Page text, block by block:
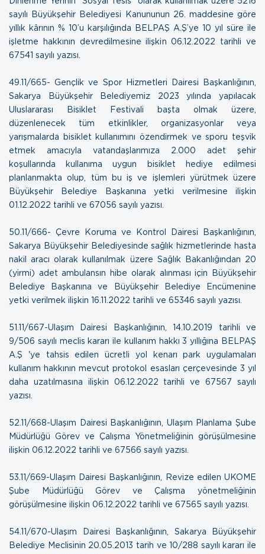
sayılı Büyükşehir Belediyesi Kanununun 26. maddesine göre
yıllık kârının % 10’u karşılığında BELPAŞ A.Ş’ye 10 yıl süre ile
işletme hakkının devredilmesine ilişkin06.12.2022 tarihli ve
67541 sayılı yazısı.
49.11/665- Gençlik ve Spor Hizmetleri Dairesi Başkanlığının,
Sakarya Büyükşehir Belediyemiz 2023 yılında yapılacak
Uluslararası Bisiklet Festivali başta olmak üzere,
düzenlenecek tüm etkinlikler, organizasyonlar veya
yarışmalarda bisiklet kullanımını özendirmek ve sporu teşvik
etmek amacıyla vatandaşlarımıza 2.000 adet şehir
koşullarında kullanıma uygun bisiklet hediye edilmesi
planlanmakta olup, tüm bu iş ve işlemleri yürütmek üzere
Büyükşehir Belediye Başkanına yetki verilmesine ilişkin
01.12.2022 tarihli ve 67056 sayılı yazısı.
50.11/666- Çevre Koruma ve Kontrol Dairesi Başkanlığının,
Sakarya Büyükşehir Belediyesinde sağlık hizmetlerinde hasta
nakil aracı olarak kullanılmak üzere Sağlık Bakanlığından 20
(yirmi) adet ambulansın hibe olarak alınması için Büyükşehir
Belediye Başkanına ve Büyükşehir Belediye Encümenine
yetki verilmek ilişkin 16.11.2022 tarihli ve 65346 sayılı yazısı.
51.11/667-Ulaşım Dairesi Başkanlığının, 14.10.2019 tarihli ve
9/506 sayılı meclis kararı ile kullanım hakkı 3 yıllığına BELPAŞ
A.Ş 'ye tahsis edilen ücretli yol kenarı park uygulamaları
kullanım hakkının mevcut protokol esasları çerçevesinde 3 yıl
daha uzatılmasına ilişkin 06.12.2022 tarihli ve 67567 sayılı
yazısı.
52.11/668-Ulaşım Dairesi Başkanlığının, Ulaşım Planlama Şube
Müdürlüğü Görev ve Çalışma Yönetmeliğinin görüşülmesine
ilişkin 06.12.2022 tarihli ve 67566 sayılı yazısı.
53.11/669-Ulaşım Dairesi Başkanlığının, Revize edilen UKOME
Şube Müdürlüğü Görev ve Çalışma yönetmeliğinin
görüşülmesine ilişkin 06.12.2022 tarihli ve 67565 sayılı yazısı.
54.11/670-Ulaşım Dairesi Başkanlığının, Sakarya Büyükşehir
Belediye Meclisinin 20.05.2013 tarih ve 10/288 sayılı kararı ile